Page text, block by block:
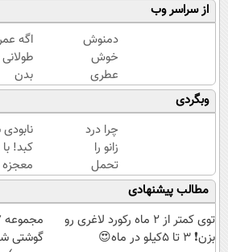
از سراسر وب
دمنوش
خوش
عطری
که برای
درمان
کبدچرب
معجزه
میکنه
اگه عمر
بدن
سالم
این
رو با
تخفیف
بخر
وبگردی
چرا درد
زانو را
تحمل
می‌کنی؟
خیلی
ساده
درمنزل
کبد!
معجزه
مطالب پیشنهادی
توی کمتر از 2 ماه رکورد لاغری رو
بزن❗ 3 تا 5کیلو در ماه😍
گوشتی